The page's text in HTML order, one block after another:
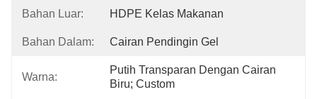
Bahan Luar: HDPE Kelas Makanan
Bahan Dalam: Cairan Pendingin Gel
Warna:
Putih Transparan Dengan Cairan
Biru; Custom